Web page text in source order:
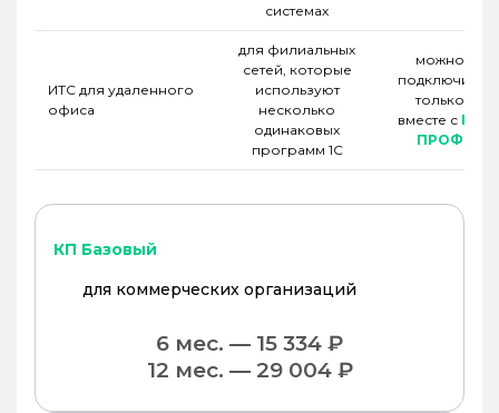
системах
ИТС для удаленного
офиса
для филиальных
сетей, которые
используют
несколько
одинаковых
программ 1С
можно
подключить
только
вместе с КП
ПРОФ
КП Базовый
для коммерческих организаций
6 мес. — 15 334 ₽
12 мес. — 29 004 ₽